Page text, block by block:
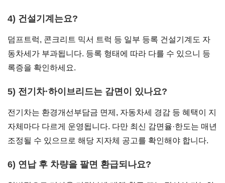
4) 건설기계는요?
덤프트럭, 콘크리트 믹서 트럭 등 일부 등록 건설기계도 자
동차세가 부과됩니다. 등록 형태에 따라 다를 수 있으니 등
록증을 확인하세요.
5) 전기차·하이브리드는 감면이 있나요?
전기차는 환경개선부담금 면제, 자동차세 경감 등 혜택이 지
자체마다 다르게 운영됩니다. 다만 최신 감면율·한도는 매년
조정될 수 있으므로 해당 지자체 공고를 확인해야 합니다.
6) 연납 후 차량을 팔면 환급되나요?